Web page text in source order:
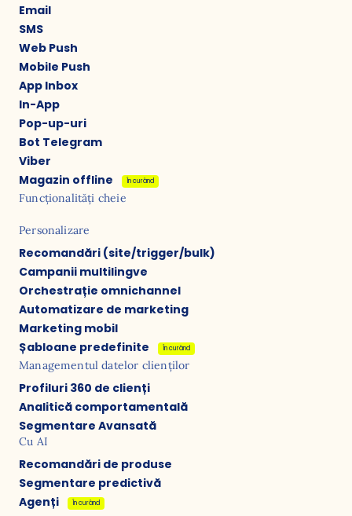
Email
SMS
Web Push
Mobile Push
App Inbox
In-App
Pop-up-uri
Bot Telegram
Viber
Magazin offline
În curând
Funcționalități cheie
Personalizare
Recomandări (site/trigger/bulk)
Campanii multilingve
Orchestrație omnichannel
Automatizare de marketing
Marketing mobil
Șabloane predefinite
În curând
Managementul datelor clienților
Profiluri 360 de clienți
Analitică comportamentală
Segmentare Avansată
Cu AI
Recomandări de produse
Segmentare predictivă
Agenți
În curând